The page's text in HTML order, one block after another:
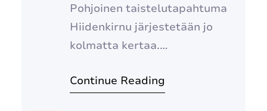
Huomaathan, että
ilmoittautumisen yhteydessä
tietoja ja otatko
tapahtumaruokailun.
Pohjoinen taistelutapahtuma
Hiidenkirnu järjestetään jo
kolmatta kertaa.
28.2.24. Parhaiten
Continue Reading